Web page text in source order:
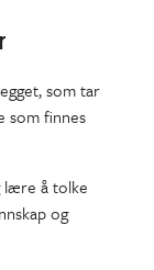
som tar
som finnes
lære å tolke
og